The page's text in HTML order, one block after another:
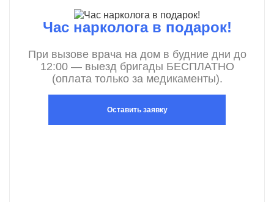
Час нарколога в подарок!
При вызове врача на дом в будние дни до
12:00 — выезд бригады БЕСПЛАТНО
(оплата только за медикаменты).
Оставить заявку